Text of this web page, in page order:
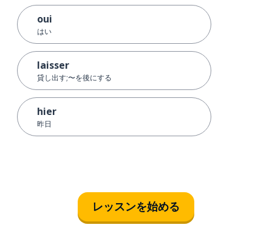
oui
はい
laisser
貸し出す;〜を後にする
hier
昨日
レッスンを始める